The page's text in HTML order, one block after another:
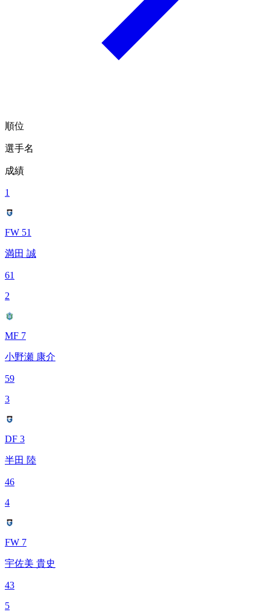
順位
選手名
成績
1
FW 51
満田 誠
61
2
MF 7
小野瀬 康介
59
3
DF 3
半田 陸
46
4
FW 7
宇佐美 貴史
43
5